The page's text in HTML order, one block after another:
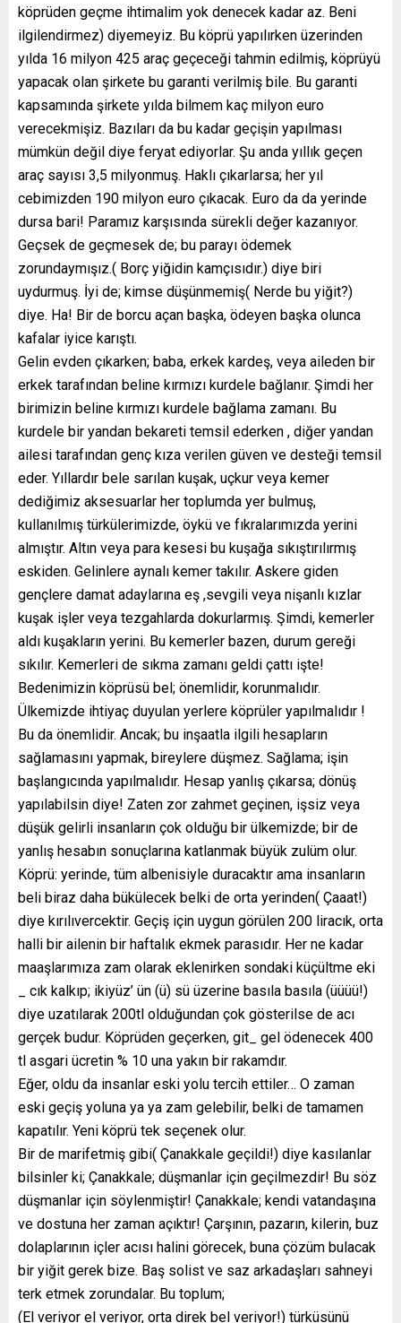
köprüden geçme ihtimalim yok denecek kadar az. Beni
ilgilendirmez) diyemeyiz. Bu köprü yapılırken üzerinden
yılda 16 milyon 425 araç geçeceği tahmin edilmiş, köprüyü
yapacak olan şirkete bu garanti verilmiş bile. Bu garanti
kapsamında şirkete yılda bilmem kaç milyon euro
verecekmişiz. Bazıları da bu kadar geçişin yapılması
mümkün değil diye feryat ediyorlar. Şu anda yıllık geçen
araç sayısı 3,5 milyonmuş. Haklı çıkarlarsa; her yıl
cebimizden 190 milyon euro çıkacak. Euro da da yerinde
dursa bari! Paramız karşısında sürekli değer kazanıyor.
Geçsek de geçmesek de; bu parayı ödemek
zorundaymışız.( Borç yiğidin kamçısıdır.) diye biri
uydurmuş. İyi de; kimse düşünmemiş( Nerde bu yiğit?)
diye. Ha! Bir de borcu açan başka, ödeyen başka olunca
kafalar iyice karıştı.
Gelin evden çıkarken; baba, erkek kardeş, veya aileden bir
erkek tarafından beline kırmızı kurdele bağlanır. Şimdi her
birimizin beline kırmızı kurdele bağlama zamanı. Bu
kurdele bir yandan bekareti temsil ederken , diğer yandan
ailesi tarafından genç kıza verilen güven ve desteği temsil
eder. Yıllardır bele sarılan kuşak, uçkur veya kemer
dediğimiz aksesuarlar her toplumda yer bulmuş,
kullanılmış türkülerimizde, öykü ve fıkralarımızda yerini
almıştır. Altın veya para kesesi bu kuşağa sıkıştırılırmış
eskiden. Gelinlere aynalı kemer takılır. Askere giden
gençlere damat adaylarına eş ,sevgili veya nişanlı kızlar
kuşak işler veya tezgahlarda dokurlarmış. Şimdi, kemerler
aldı kuşakların yerini. Bu kemerler bazen, durum gereği
sıkılır. Kemerleri de sıkma zamanı geldi çattı işte!
Bedenimizin köprüsü bel; önemlidir, korunmalıdır.
Ülkemizde ihtiyaç duyulan yerlere köprüler yapılmalıdır !
Bu da önemlidir. Ancak; bu inşaatla ilgili hesapların
sağlamasını yapmak, bireylere düşmez. Sağlama; işin
başlangıcında yapılmalıdır. Hesap yanlış çıkarsa; dönüş
yapılabilsin diye! Zaten zor zahmet geçinen, işsiz veya
düşük gelirli insanların çok olduğu bir ülkemizde; bir de
yanlış hesabın sonuçlarına katlanmak büyük zulüm olur.
Köprü: yerinde, tüm albenisiyle duracaktır ama insanların
beli biraz daha bükülecek belki de orta yerinden( Çaaat!)
diye kırılıvercektir. Geçiş için uygun görülen 200 liracık, orta
halli bir ailenin bir haftalık ekmek parasıdır. Her ne kadar
maaşlarımıza zam olarak eklenirken sondaki küçültme eki
_ cık kalkıp; ikiyüz’ ün (ü) sü üzerine basıla basıla (üüüü!)
diye uzatılarak 200tl olduğundan çok gösterilse de acı
gerçek budur. Köprüden geçerken, git_ gel ödenecek 400
tl asgari ücretin % 10 una yakın bir rakamdır.
Eğer, oldu da insanlar eski yolu tercih ettiler… O zaman
eski geçiş yoluna ya ya zam gelebilir, belki de tamamen
kapatılır. Yeni köprü tek seçenek olur.
Bir de marifetmiş gibi( Çanakkale geçildi!) diye kasılanlar
bilsinler ki; Çanakkale; düşmanlar için geçilmezdir! Bu söz
düşmanlar için söylenmiştir! Çanakkale; kendi vatandaşına
ve dostuna her zaman açıktır! Çarşının, pazarın, kilerin, buz
dolaplarının içler acısı halini görecek, buna çözüm bulacak
bir yiğit gerek bize. Baş solist ve saz arkadaşları sahneyi
terk etmek zorundalar. Bu toplum;
(El veriyor el veriyor, orta direk bel veriyor!) türküsünü